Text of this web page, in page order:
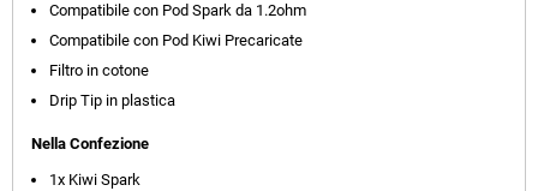
Compatibile con Pod Spark da 1.2ohm
Compatibile con Pod Kiwi Precaricate
Filtro in cotone
Drip Tip in plastica
Nella Confezione
1x Kiwi Spark